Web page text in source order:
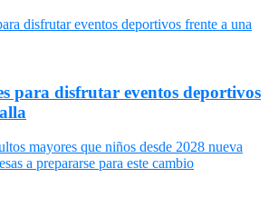
para disfrutar eventos deportivos